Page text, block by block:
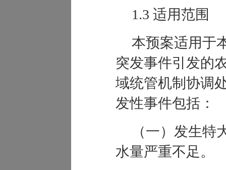
1.3 适用范围
本预案适用于
突发事件引发的
域统管机制协调
发性事件包括：
（一）发生特
水量严重不足。